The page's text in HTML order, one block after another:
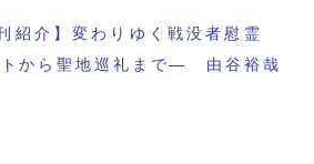
刊紹介】変わりゆく戦没者慰霊
から聖地巡礼まで― 由谷裕哉